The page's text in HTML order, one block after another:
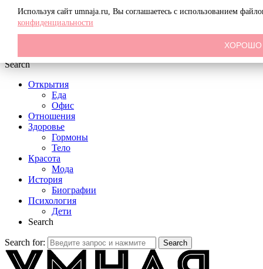
Menu
Search
Открытия
Еда
Офис
Отношения
Здоровье
Гормоны
Тело
Красота
Мода
История
Биографии
Психология
Дети
Search
Search for: Search
Используя сайт umnaja.ru, Вы соглашаетесь с использованием
конфиденциальности
ХОРОШО